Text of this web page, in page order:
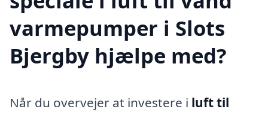
varmepumper i Slots
Bjergby hjælpe med?
Når du overvejer at investere i luft til